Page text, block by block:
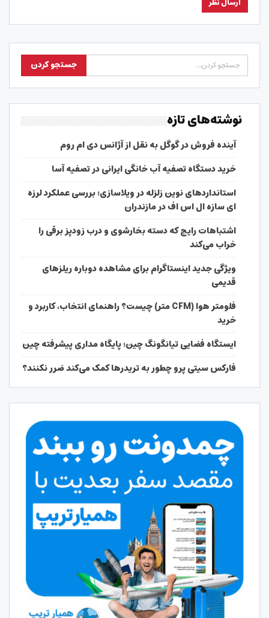
نوشته‌های تازه
آینده فروش در گوگل به نقل از آژانس دی ام روم
خرید دستگاه تصفیه آب خانگی ایرانی در تصفیه آسا
استانداردهای نوین زلزله در ویلاسازی؛ بررسی عملکرد لرزه
ای سازه ال اس اف در مازندران
اشتباهات رایج که دسته بخارشوی و درب زودپز برقی را
خراب می‌کند
ویژگی جدید اینستاگرام برای مشاهده دوباره ریلزهای
قدیمی
فلومتر هوا (CFM متر) چیست؟ راهنمای انتخاب، کاربرد و
خرید
ایستگاه فضایی تیانگونگ چین؛ پایگاه مداری پیشرفته چین
فارکس سیتی پرو چطور به تریدرها کمک می‌کند ضرر نکنند؟